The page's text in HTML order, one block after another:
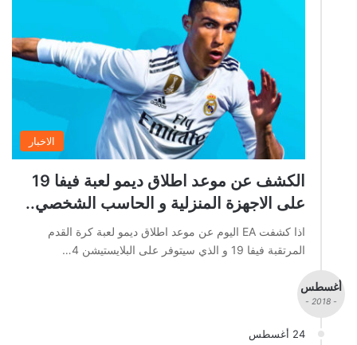
الاخبار
الكشف عن موعد اطلاق ديمو لعبة فيفا 19
على الاجهزة المنزلية و الحاسب الشخصي..
اذا كشفت EA اليوم عن موعد اطلاق ديمو لعبة كرة القدم
المرتقبة فيفا 19 و الذي سيتوفر على البلايستيشن 4…
أغسطس
- 2018 -
24 أغسطس